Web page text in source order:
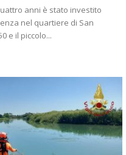
anni è stato investito
nel quartiere di San
e il piccolo...